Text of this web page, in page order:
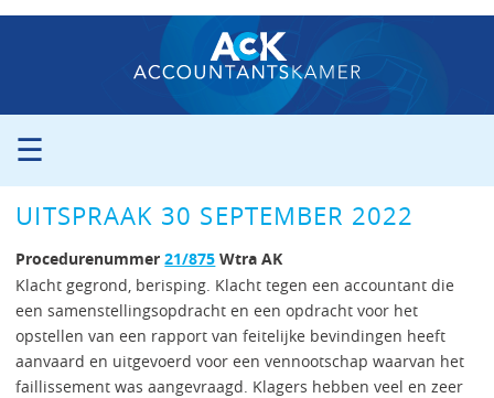
☰
ORGANISATIE
PROCEDURE
PERS
PUBLICATIES
UITSPRAKEN
ZITTINGSAGENDA
CONTACT
UITSPRAAK 30 SEPTEMBER 2022
Procedurenummer21/875 Wtra AK
Klacht gegrond, berisping. Klacht tegen een accountant die
een samenstellingsopdracht en een opdracht voor het
opstellen van een rapport van feitelijke bevindingen heeft
aanvaard en uitgevoerd voor een vennootschap waarvan het
faillissement was aangevraagd. Klagers hebben veel en zeer